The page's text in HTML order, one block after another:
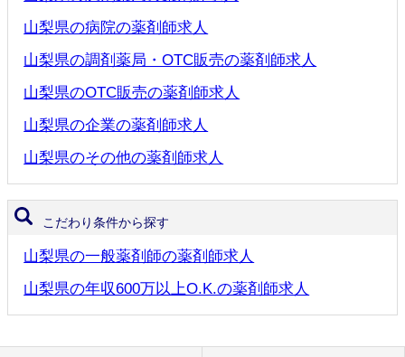
山梨県の病院の薬剤師求人
山梨県の調剤薬局・OTC販売の薬剤師求人
山梨県のOTC販売の薬剤師求人
山梨県の企業の薬剤師求人
山梨県のその他の薬剤師求人
こだわり条件から探す
山梨県の一般薬剤師の薬剤師求人
山梨県の年収600万以上O.K.の薬剤師求人